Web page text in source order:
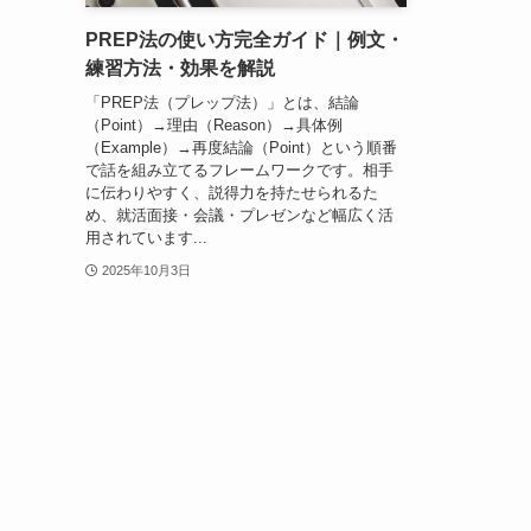
PREP法の使い方完全ガイド｜例文・
練習方法・効果を解説
「PREP法（プレップ法）」とは、結論
（Point）→理由（Reason）→具体例
（Example）→再度結論（Point）という順番
で話を組み立てるフレームワークです。相手
に伝わりやすく、説得力を持たせられるた
め、就活面接・会議・プレゼンなど幅広く活
用されています...
2025年10月3日